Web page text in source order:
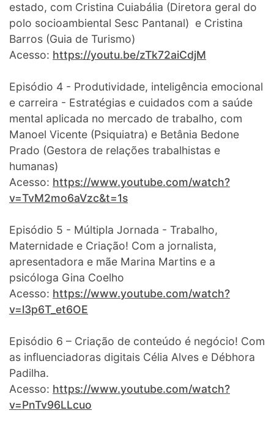
estado, com Cristina Cuiabália (Diretora geral do
polo socioambiental Sesc Pantanal) e Cristina
Barros (Guia de Turismo)
Acesso: https://youtu.be/zTk72aiCdjM
Episódio 4 - Produtividade, inteligência emocional
e carreira - Estratégias e cuidados com a saúde
mental aplicada no mercado de trabalho, com
Manoel Vicente (Psiquiatra) e Betânia Bedone
Prado (Gestora de relações trabalhistas e
humanas)
Acesso: https://www.youtube.com/watch?
v=TvM2mo6aVzc&t=1s
Episódio 5 - Múltipla Jornada - Trabalho,
Maternidade e Criação! Com a jornalista,
apresentadora e mãe Marina Martins e a
psicóloga Gina Coelho
Acesso: https://www.youtube.com/watch?
v=l3p6T_et6OE
Episódio 6 – Criação de conteúdo é negócio! Com
as influenciadoras digitais Célia Alves e Débhora
Padilha.
Acesso: https://www.youtube.com/watch?
v=PnTv96LLcuo